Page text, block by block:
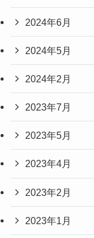
2024年6月
2024年5月
2024年2月
2023年7月
2023年5月
2023年4月
2023年2月
2023年1月